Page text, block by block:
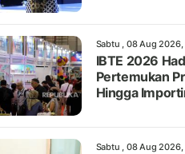
Sabtu , 08 Aug 2026,
IBTE 2026
Pertemukan
Hingga
Sabtu , 08 Aug 2026,